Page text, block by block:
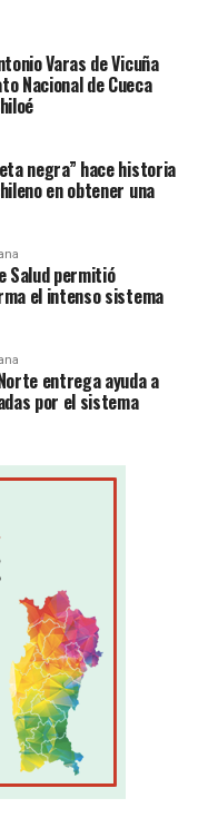
Varas de Vicuña
Nacional de Cueca
negra” hace historia
en obtener una
Salud permitió
el intenso sistema
entrega ayuda a
por el sistema